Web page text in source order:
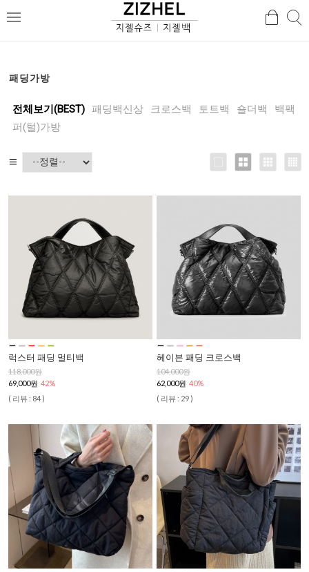
메
검
패딩가방
전체보기(BEST) 패딩백신상 크로스백 토트백 숄더백
백팩
퍼(털)가방
럭스터 패딩 멀티백
118,000원
69,000원 42%
( 리뷰 : 84 )
헤이븐 패딩 크로스백
104,000원
62,000원 40%
( 리뷰 : 29 )